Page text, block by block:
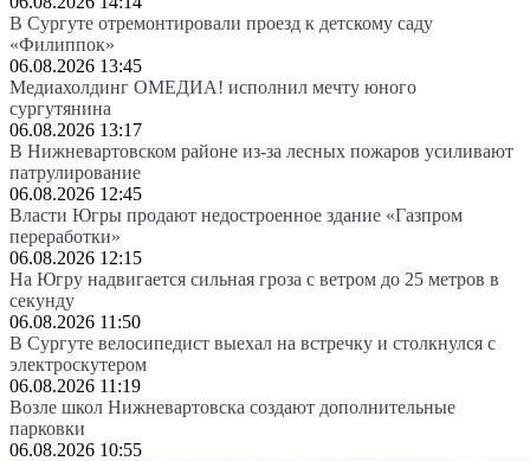
В Сургуте отремонтировали проезд к детскому саду
«Филиппок»
06.08.2026 13:45
Медиахолдинг ОМЕДИА! исполнил мечту юного
сургутянина
06.08.2026 13:17
В Нижневартовском районе из-за лесных пожаров усиливают
патрулирование
06.08.2026 12:45
Власти Югры продают недостроенное здание «Газпром
переработки»
06.08.2026 12:15
На Югру надвигается сильная гроза с ветром до 25 метров в
секунду
06.08.2026 11:50
В Сургуте велосипедист выехал на встречку и столкнулся с
электроскутером
06.08.2026 11:19
Возле школ Нижневартовска создают дополнительные
парковки
06.08.2026 10:55